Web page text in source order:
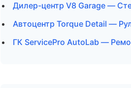
Дилер-центр V8 Garage —
Автоцентр Torque Detail —
ГК ServicePro AutoLab —